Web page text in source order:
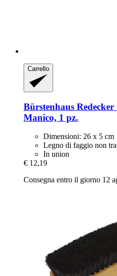
Carrello
Bürstenhaus Redecker
Manico, 1 pz.
Dimensioni: 26 x 5 cm
Legno di faggio non
In union
€ 12,19
Consegna entro il giorno 12